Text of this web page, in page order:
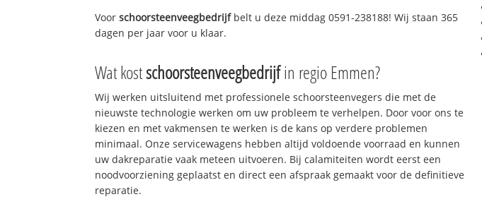
Voorschoorsteenveegbedrijfbelt u deze middag 0591-238188! Wij staan 365
dagen per jaar voor u klaar.
Wat kostschoorsteenveegbedrijfin regio Emmen?
Wij werken uitsluitend met professionele schoorsteenvegers die met de
nieuwste technologie werken om uw probleem te verhelpen. Door voor ons te
kiezen en met vakmensen te werken is de kans op verdere problemen
minimaal. Onze servicewagens hebben altijd voldoende voorraad en kunnen
uw dakreparatie vaak meteen uitvoeren. Bij calamiteiten wordt eerst een
noodvoorziening geplaatst en direct een afspraak gemaakt voor de definitieve
reparatie.